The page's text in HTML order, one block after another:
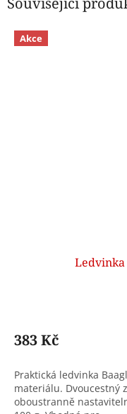
Akce
Ledvinka
383 Kč
Praktická ledvinka
materiálu. Dvoucestný
oboustranně